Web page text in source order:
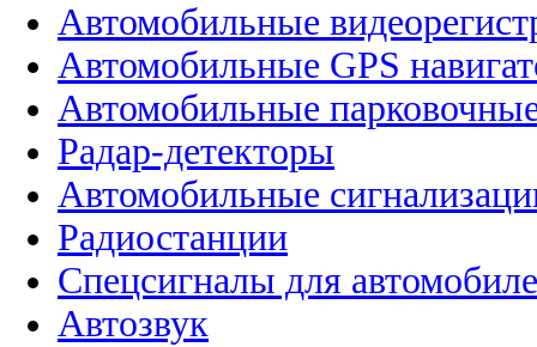
Автомобильные
Автомобильные GPS
Автомобильные
Радар-детекторы
Автомобильные
Радиостанции
Спецсигналы для
Автозвук